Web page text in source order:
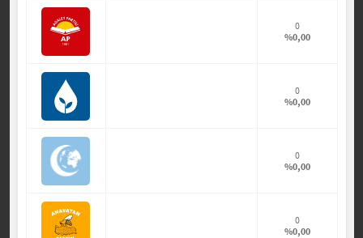
0
%0,00
0
%0,00
0
%0,00
0
%0,00